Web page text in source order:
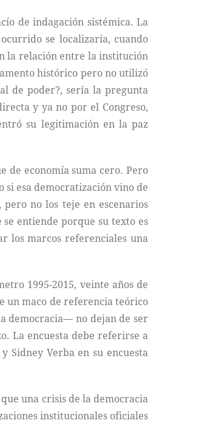
de indagación sistémica. La
se localizaría, cuando
la relación entre la institución
histórico pero no utilizó
de poder?, sería la pregunta
y ya no por el Congreso,
su legitimación en la paz
de economía suma cero. Pero
esa democratización vino de
no los teje en escenarios
entiende porque su texto es
los marcos referenciales una
1995-2015, veinte años de
un maco de referencia teórico
democracia— no dejan de ser
La encuesta debe referirse a
Sidney Verba en su encuesta
una crisis de la democracia
institucionales oficiales